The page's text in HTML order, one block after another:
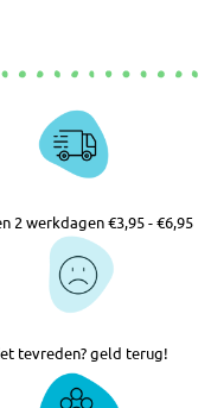
2 werkdagen €3,95 - €6,95
tevreden? geld terug!